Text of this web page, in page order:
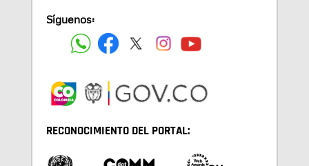
Síguenos:
RECONOCIMIENTO DEL PORTAL: